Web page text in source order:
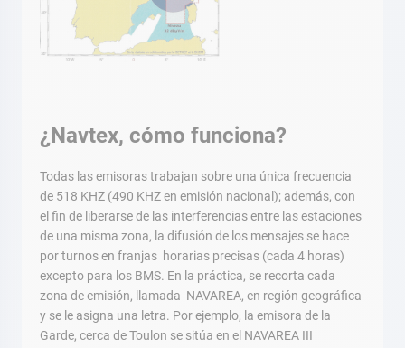
¿Navtex, cómo funciona?
Todas las emisoras trabajan sobre una única frecuencia
de 518 KHZ (490 KHZ en emisión nacional); además, con
el fin de liberarse de las interferencias entre las estaciones
de una misma zona, la difusión de los mensajes se hace
por turnos en franjas horarias precisas (cada 4 horas)
excepto para los BMS. En la práctica, se recorta cada
zona de emisión, llamada NAVAREA, en región geográfica
y se le asigna una letra. Por ejemplo, la emisora de la
Garde, cerca de Toulon se sitúa en el NAVAREA III